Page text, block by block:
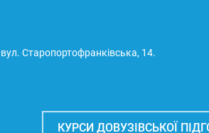
Старопортофранківська, 14.
КУРСИ ДОВУЗІВСЬКОЇ